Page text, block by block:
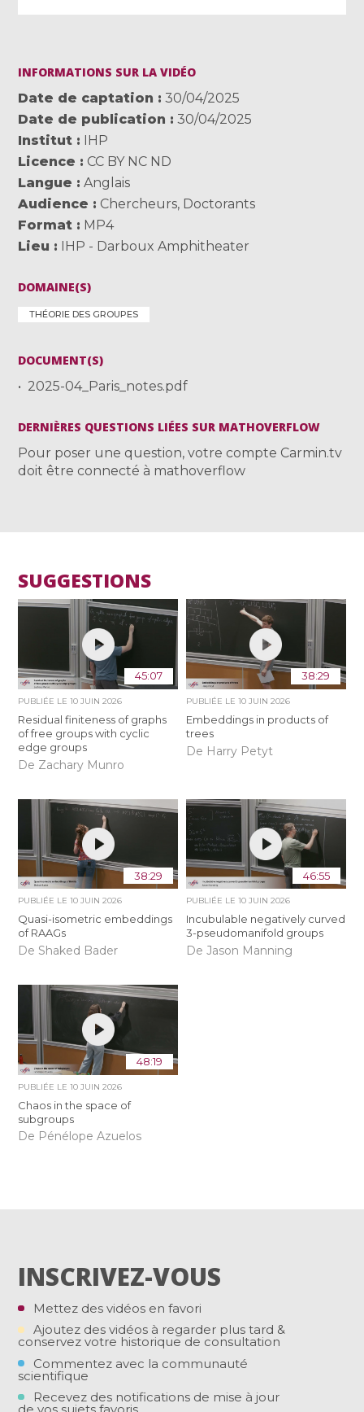
INFORMATIONS SUR LA VIDÉO
Date de captation
30/04/2025
Date de publication
30/04/2025
Institut
IHP
Licence
CC BY NC ND
Langue
Anglais
Audience
Chercheurs, Doctorants
Format
MP4
Lieu
IHP - Darboux Amphitheater
DOMAINE(S)
THÉORIE DES GROUPES
DOCUMENT(S)
2025-04_Paris_notes.pdf
DERNIÈRES QUESTIONS LIÉES SUR MATHOVERFLOW
Pour poser une question, votre compte Carmin.tv
doit être connecté à mathoverflow
SUGGESTIONS
45:07
PUBLIÉE LE10 JUIN 2026
Residual finiteness of graphs
of free groups with cyclic
edge groups
De Zachary Munro
38:29
PUBLIÉE LE 10 JUIN 2026
Embeddings in products of
trees
De Harry Petyt
38:29
PUBLIÉE LE10 JUIN 2026
Quasi-isometric embeddings
of RAAGs
De Shaked Bader
46:55
PUBLIÉE LE 10 JUIN 2026
Incubulable negatively curved
3-pseudomanifold groups
De Jason Manning
48:19
PUBLIÉE LE10 JUIN 2026
Chaos in the space of
subgroups
De Pénélope Azuelos
INSCRIVEZ-VOUS
Mettez des vidéos en favori
Ajoutez des vidéos à regarder plus tard &
conservez votre historique de consultation
Commentez avec la communauté
scientifique
Recevez des notifications de mise à jour